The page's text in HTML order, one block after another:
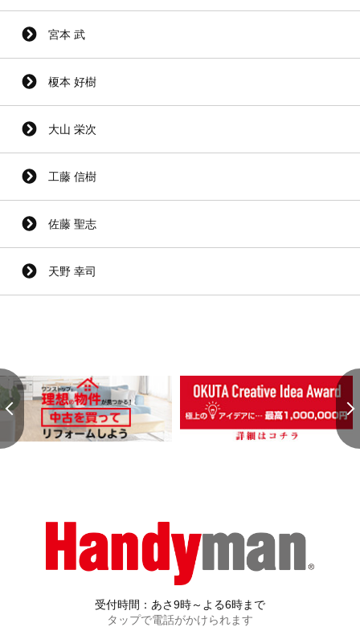
宮本 武
榎本 好樹
大山 栄次
工藤 信樹
佐藤 聖志
天野 幸司
受付時間：あさ9時～よる6時まで
タップで電話がかけられます